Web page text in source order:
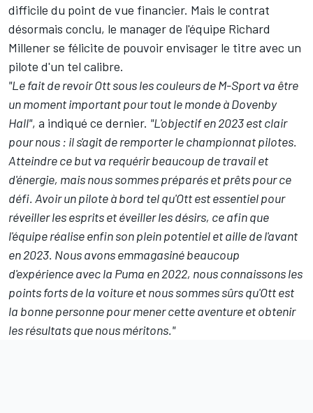
difficile du point de vue financier. Mais le contrat
désormais conclu, le manager de l'équipe Richard
Millener se félicite de pouvoir envisager le titre avec un
pilote d'un tel calibre.
"Le fait de revoir Ott sous les couleurs de M-Sport va être
un moment important pour tout le monde à Dovenby
Hall", a indiqué ce dernier. "L'objectif en 2023 est clair
pour nous : il s'agit de remporter le championnat pilotes.
Atteindre ce but va requérir beaucoup de travail et
d'énergie, mais nous sommes préparés et prêts pour ce
défi. Avoir un pilote à bord tel qu'Ott est essentiel pour
réveiller les esprits et éveiller les désirs, ce afin que
l'équipe réalise enfin son plein potentiel et aille de l'avant
en 2023. Nous avons emmagasiné beaucoup
d'expérience avec la Puma en 2022, nous connaissons les
points forts de la voiture et nous sommes sûrs qu'Ott est
la bonne personne pour mener cette aventure et obtenir
les résultats que nous méritons."